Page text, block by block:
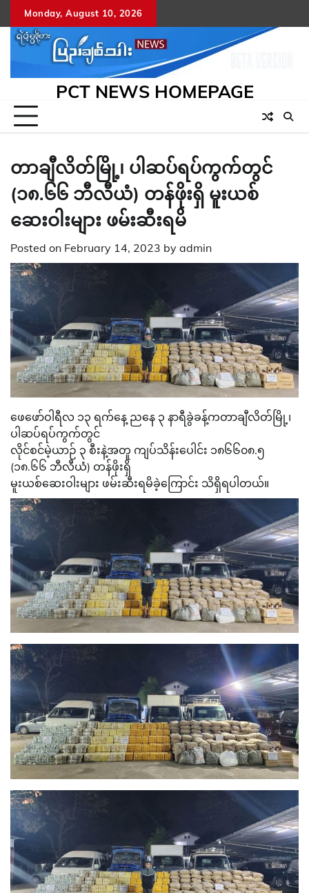
to
content
Monday, August 10, 2026
PCT NEWS HOMEPAGE
တာချီလိတ်မြို့၊ ပါဆပ်ရပ်ကွက်တွင်
(၁၈.၆၆ ဘီလီယံ) တန်ဖိုးရှိ မူးယစ်
ဆေးဝါးများ ဖမ်းဆီးရမိ
Posted on February 14, 2023 by admin
ဖေဖော်ဝါရီလ ၁၃ ရက်နေ့ ညနေ ၃ နာရီခွဲခန့်ကတာချီလိတ်မြို့၊
ပါဆပ်ရပ်ကွက်တွင်
လိုင်စင်မဲ့ယာဉ် ၃ စီးနဲ့အတူ ကျပ်သိန်းပေါင်း ၁၈၆၆၀၈.၅
(၁၈.၆၆ ဘီလီယံ) တန်ဖိုးရှိ
မူးယစ်ဆေးဝါးများ ဖမ်းဆီးရမိခဲ့ကြောင်း သိရှိရပါတယ်။